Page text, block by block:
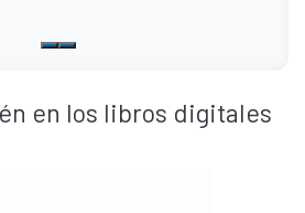
en los libros digitales